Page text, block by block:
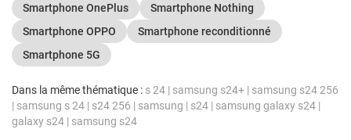
Smartphone OnePlus
Smartphone Nothing
Smartphone OPPO
Smartphone reconditionné
Smartphone 5G
Dans la même thématique : s 24 | samsung s24+ | samsung s24 256
| samsung s 24 | s24 256 | samsung | s24 | samsung galaxy s24 |
galaxy s24 | samsung s24